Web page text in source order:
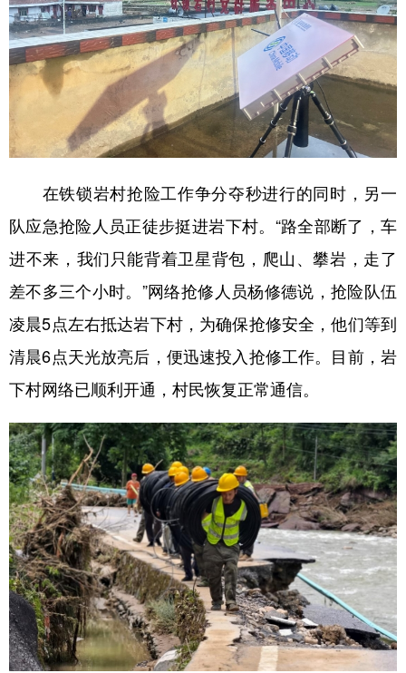
在铁锁岩村抢险工作争分夺秒进行的同时，另一
队应急抢险人员正徒步挺进岩下村。“路全部断了，车
进不来，我们只能背着卫星背包，爬山、攀岩，走了
差不多三个小时。”网络抢修人员杨修德说，抢险队伍
凌晨5点左右抵达岩下村，为确保抢修安全，他们等到
清晨6点天光放亮后，便迅速投入抢修工作。目前，岩
下村网络已顺利开通，村民恢复正常通信。